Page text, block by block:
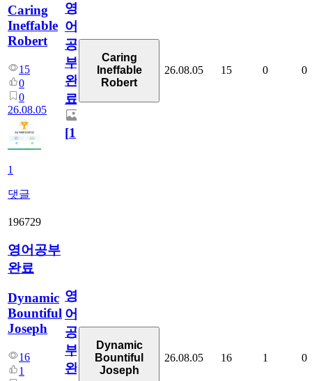
Caring
Ineffable
Robert
15
0
0
26.08.05
1
댓글
영
어
공
부
완
료
[1]
Caring
Ineffable
Robert
26.08.05 15 0 0
196729
영어공부
완료
Dynamic
Bountiful
Joseph
16
1
영
어
공
부
완
Dynamic
Bountiful
Joseph
26.08.05 16 1 0